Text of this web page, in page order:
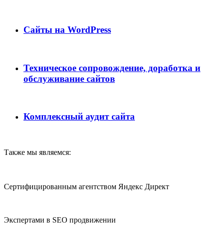
Сайты на WordPress
Техническое сопровождение, доработка и
обслуживание сайтов
Комплексный аудит сайта
Также мы являемся:
Сертифицированным агентством Яндекс Директ
Экспертами в SEO продвижении